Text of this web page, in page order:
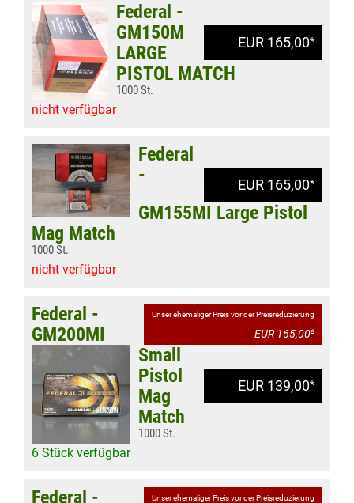
EUR 165,00*
Federal -
GM150M
LARGE
PISTOL MATCH
1000 St.
nicht verfügbar
EUR 165,00*
Federal
-
GM155MI Large Pistol
Mag Match
1000 St.
nicht verfügbar
Unser ehemaliger Preis vor der Preisreduzierung
EUR 165,00*
EUR 139,00*
Federal -
GM200MI
Small
Pistol
Mag
Match
1000 St.
6 Stück verfügbar
Unser ehemaliger Preis vor der Preisreduzierung
Federal -